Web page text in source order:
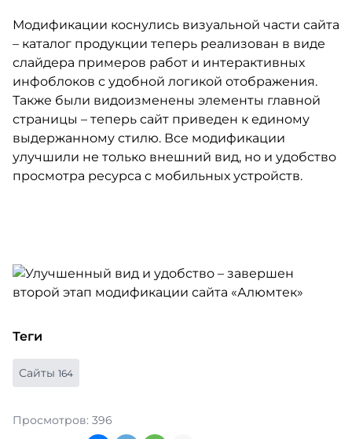
Модификации коснулись визуальной части сайта
– каталог продукции теперь реализован в виде
слайдера примеров работ и интерактивных
инфоблоков с удобной логикой отображения.
Также были видоизменены элементы главной
страницы – теперь сайт приведен к единому
выдержанному стилю. Все модификации
улучшили не только внешний вид, но и удобство
просмотра ресурса с мобильных устройств.
Теги
Сайты 164
Просмотров: 396